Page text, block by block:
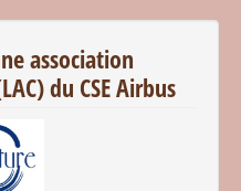
association
du CSE Airbus